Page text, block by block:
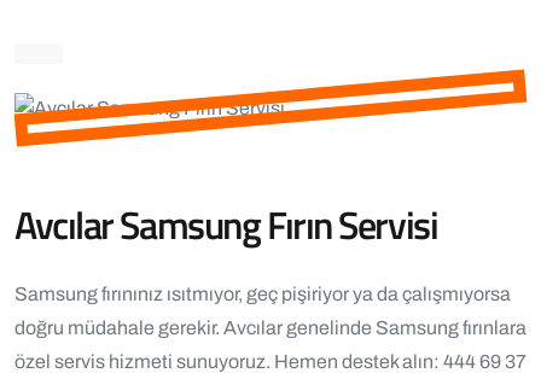
Avcılar Samsung Fırın Servisi
Samsung fırınınız ısıtmıyor, geç pişiriyor ya da çalışmıyorsa
doğru müdahale gerekir. Avcılar genelinde Samsung fırınlara
özel servis hizmeti sunuyoruz. Hemen destek alın: 444 69 37